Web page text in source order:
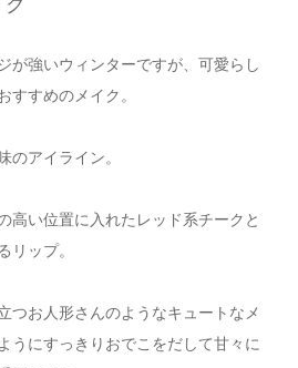
が強いウィンターですが、可愛らし
すすめのメイク。
アイライン。
高い位置に入れたレッド系チークと
ップ。
つお人形さんのようなキュートなメ
うにすっきりおでこをだして甘々に